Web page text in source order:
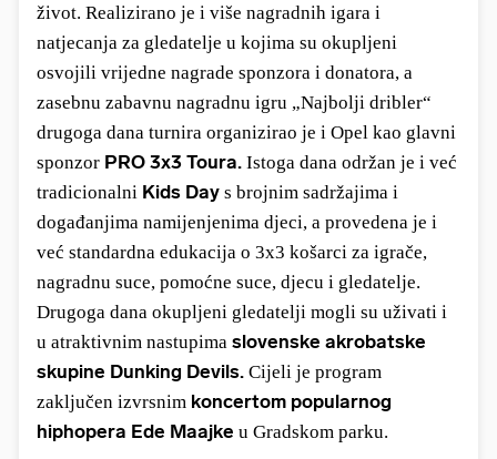
život. Realizirano je i više nagradnih igara i
natjecanja za gledatelje u kojima su okupljeni
osvojili vrijedne nagrade sponzora i donatora, a
zasebnu zabavnu nagradnu igru „Najbolji dribler“
drugoga dana turnira organizirao je i Opel kao glavni
sponzor PRO 3x3 Toura. Istoga dana održan je i već
tradicionalni Kids Day s brojnim sadržajima i
događanjima namijenjenima djeci, a provedena je i
već standardna edukacija o 3x3 košarci za igrače,
nagradnu suce, pomoćne suce, djecu i gledatelje.
Drugoga dana okupljeni gledatelji mogli su uživati i
u atraktivnim nastupima slovenske akrobatske
skupine Dunking Devils. Cijeli je program
zaključen izvrsnim koncertom popularnog
hiphopera Ede Maajke u Gradskom parku.